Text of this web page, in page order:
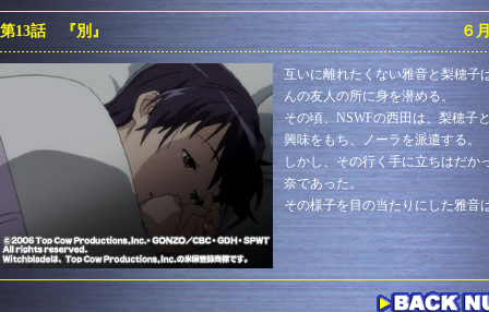
第13話 『別』 ６
互いに離れたくない雅音と梨穂子
んの友人の所に身を潜める。
その頃、NSWFの西田は、梨穂子
興味をもち、ノーラを派遣する。
しかし、その行く手に立ちはだか
奈であった。
その様子を目の当たりにした雅音